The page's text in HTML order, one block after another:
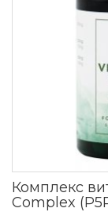
Комплекс
Complex